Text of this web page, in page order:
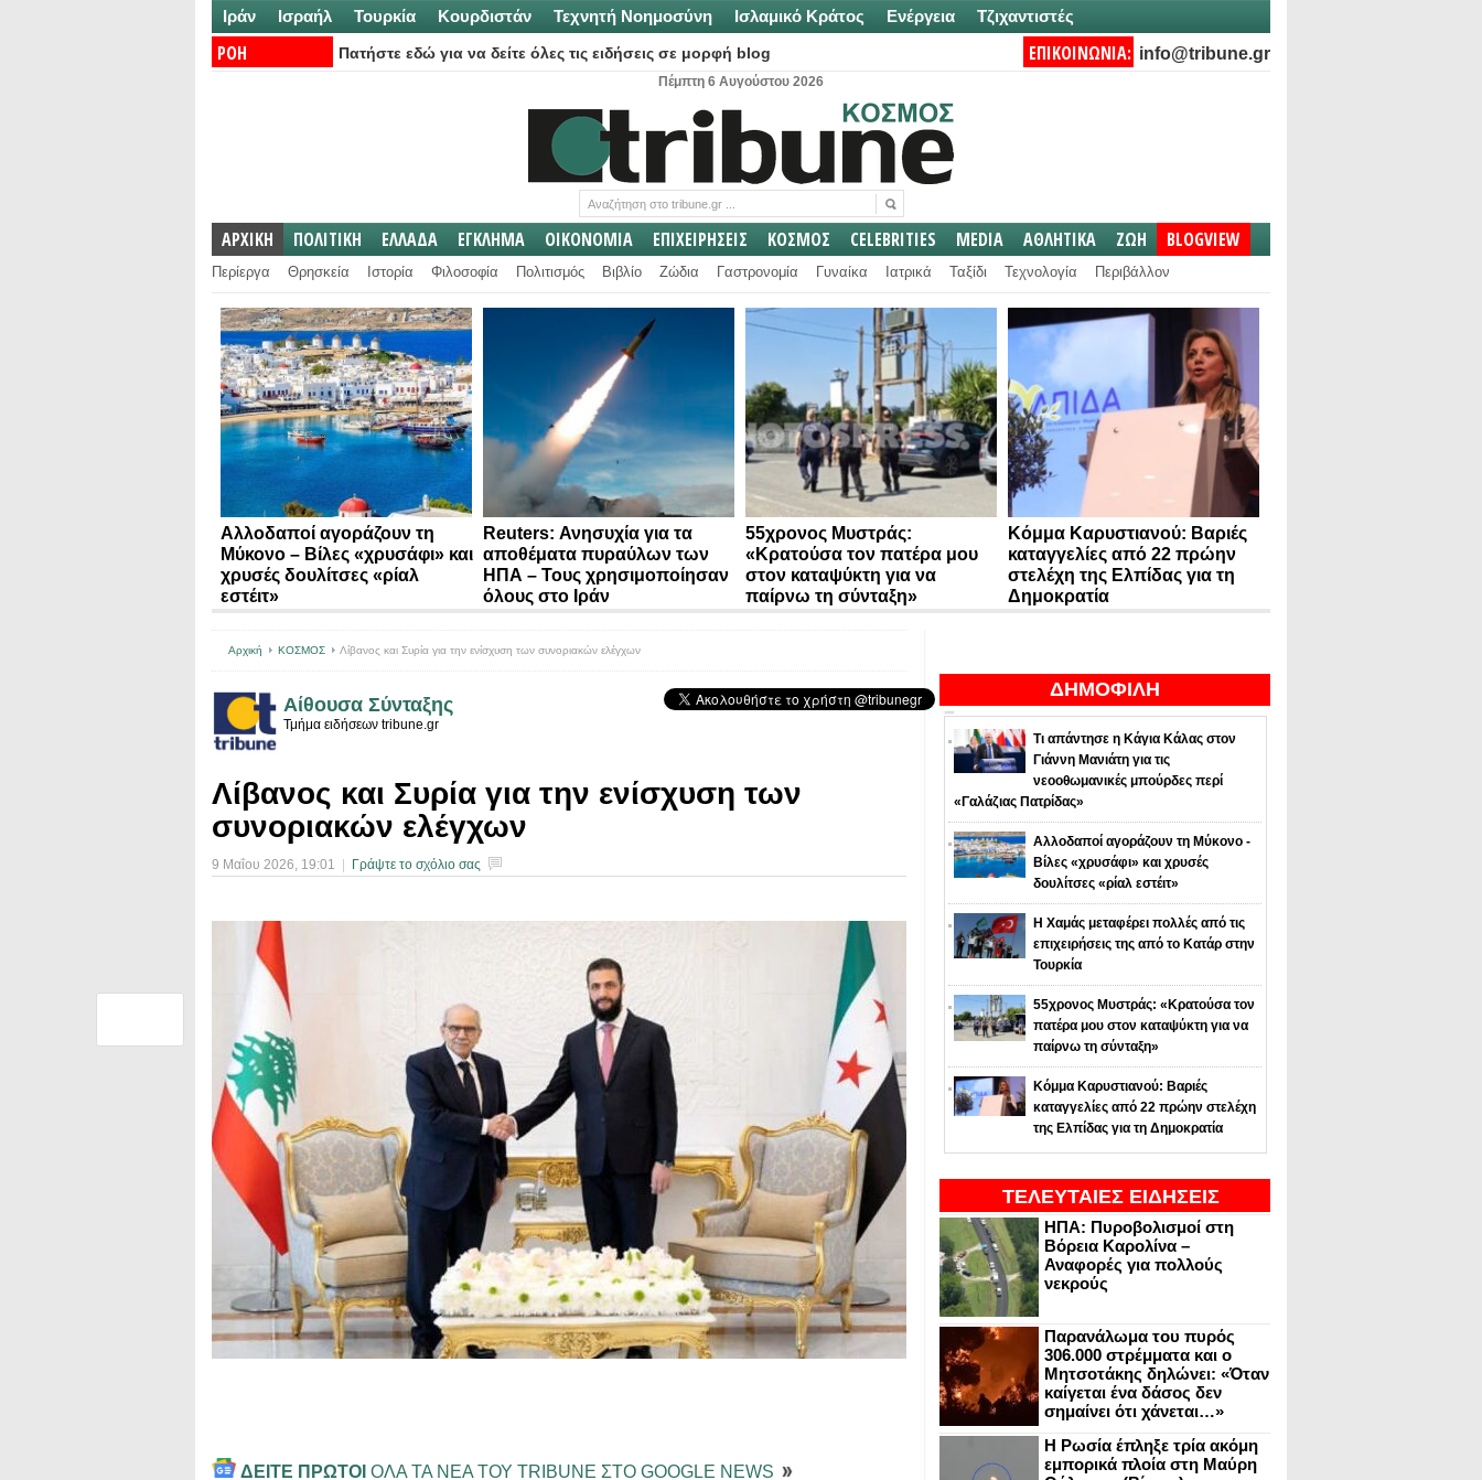
Ιράν Ισραήλ Τουρκία Κουρδιστάν Τεχνητή Νοημοσύνη Ισλαμικό Κράτος Ενέργεια Τζιχαντιστές
ΡΟΗ
Πατήστε εδώ για να δείτε όλες τις ειδήσεις σε μορφή blog ΕΠΙΚΟΙΝΩΝΙΑ: info@tribune.gr
Πέμπτη 6 Αυγούστου 2026
ΑΡΧΙΚΗ ΠΟΛΙΤΙΚΗ ΕΛΛΑΔΑ ΕΓΚΛΗΜΑ ΟΙΚΟΝΟΜΙΑ ΕΠΙΧΕΙΡΗΣΕΙΣ ΚΟΣΜΟΣ CELEBRITIES MEDIA ΑΘΛΗΤΙΚΑ ΖΩΗ BLOGVIEW
Περίεργα Θρησκεία Ιστορία Φιλοσοφία Πολιτισμός Βιβλίο Ζώδια Γαστρονομία Γυναίκα Ιατρικά Ταξίδι Τεχνολογία Περιβάλλον
Αλλοδαποί αγοράζουν τη
Μύκονο – Βίλες «χρυσάφι» και
χρυσές δουλίτσες «ρίαλ
εστέιτ»
Reuters: Ανησυχία για τα
αποθέματα πυραύλων των
ΗΠΑ – Τους χρησιμοποίησαν
όλους στο Ιράν
55χρονος Μυστράς:
«Κρατούσα τον πατέρα μου
στον καταψύκτη για να
παίρνω τη σύνταξη»
Κόμμα Καρυστιανού: Βαριές
καταγγελίες από 22 πρώην
στελέχη της Ελπίδας για τη
Δημοκρατία
ΔΗΜΟΦΙΛΗ
Τι απάντησε η Κάγια Κάλας στον
Γιάννη Μανιάτη για τις
νεοοθωμανικές μπούρδες περί
«Γαλάζιας Πατρίδας»
Αλλοδαποί αγοράζουν τη Μύκονο -
Βίλες «χρυσάφι» και χρυσές
δουλίτσες «ρίαλ εστέιτ»
Η Χαμάς μεταφέρει πολλές από τις
επιχειρήσεις της από το Κατάρ στην
Τουρκία
55χρονος Μυστράς: «Κρατούσα τον
πατέρα μου στον καταψύκτη για να
παίρνω τη σύνταξη»
Κόμμα Καρυστιανού: Βαριές
καταγγελίες από 22 πρώην στελέχη
της Ελπίδας για τη Δημοκρατία
ΤΕΛΕΥΤΑΙΕΣ ΕΙΔΗΣΕΙΣ
ΗΠΑ: Πυροβολισμοί στη
Βόρεια Καρολίνα –
Αναφορές για πολλούς
νεκρούς
Παρανάλωμα του πυρός
306.000 στρέμματα και ο
Μητσοτάκης δηλώνει: «Όταν
καίγεται ένα δάσος δεν
σημαίνει ότι χάνεται…»
Η Ρωσία έπληξε τρία ακόμη
εμπορικά πλοία στη Μαύρη
Αρχική ΚΟΣΜΟΣ Λίβανος και Συρία για την ενίσχυση των συνοριακών ελέγχων
Αίθουσα Σύνταξης
Τμήμα ειδήσεων tribune.gr
Λίβανος και Συρία για την ενίσχυση των
συνοριακών ελέγχων
9 Μαΐου 2026, 19:01 Γράψτε το σχόλιο σας
ΔΕΙΤΕ ΠΡΩΤΟΙ ΟΛΑ ΤΑ ΝΕΑ ΤΟΥ TRIBUNE ΣΤΟ GOOGLE NEWS